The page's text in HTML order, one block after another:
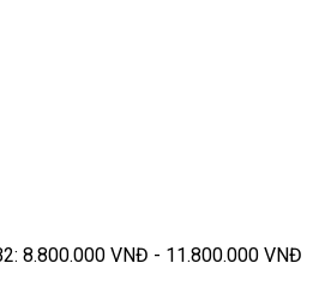
8.800.000 VNĐ - 11.800.000 VNĐ